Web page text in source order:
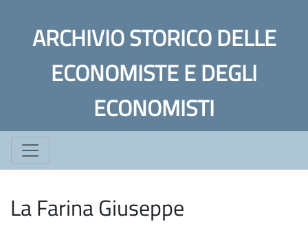
ARCHIVIO STORICO DELLE
ECONOMISTE E DEGLI
ECONOMISTI
La Farina Giuseppe